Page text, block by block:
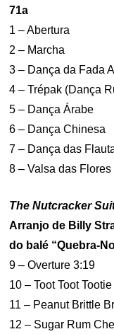
71a
1 – Abertura
2 – Marcha
3 – Dança da Fada
4 – Trépak (Dança
5 – Dança Árabe
6 – Dança Chinesa
7 – Dança das
8 – Valsa das Flores
The Nutcracker
Arranjo de Billy
do balé “Quebra-
9 – Overture 3:19
10 – Toot Toot
11 – Peanut Brittle
12 – Sugar Rum